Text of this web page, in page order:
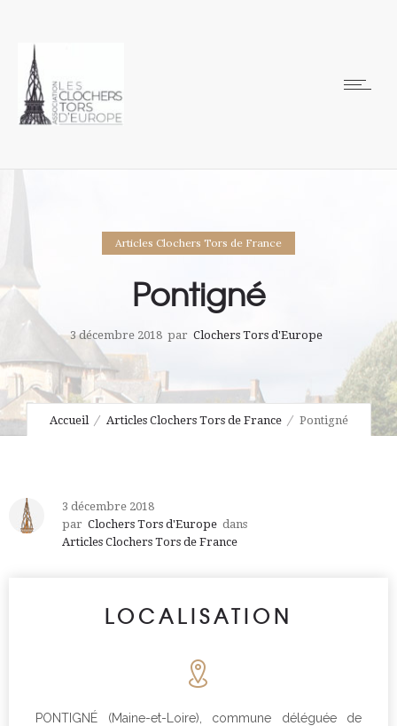
Articles Clochers Tors de France
Pontigné
3 décembre 2018 par Clochers Tors d'Europe
Accueil Articles Clochers Tors de France Pontigné
3 décembre 2018
par Clochers Tors d'Europe dans
Articles Clochers Tors de France
LOCALISATION
PONTIGNÉ (Maine-et-Loire), commune déléguée de